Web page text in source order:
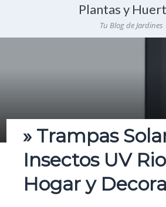
Plantas y
Tu Blog de Jardines
» Trampas
Insectos UV
Hogar y